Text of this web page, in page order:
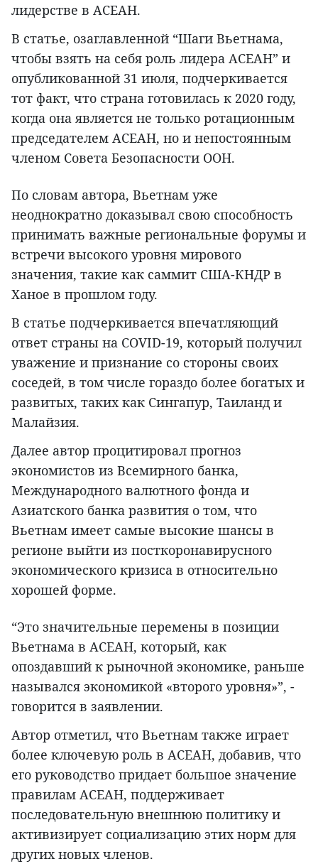
лидерстве в АСЕАН.
В статье, озаглавленной “Шаги Вьетнама,
чтобы взять на себя роль лидера АСЕАН” и
опубликованной 31 июля, подчеркивается
тот факт, что страна готовилась к 2020 году,
когда она является не только ротационным
председателем АСЕАН, но и непостоянным
членом Совета Безопасности ООН.
По словам автора, Вьетнам уже
неоднократно доказывал свою способность
принимать важные региональные форумы и
встречи высокого уровня мирового
значения, такие как саммит США-КНДР в
Ханое в прошлом году.
В статье подчеркивается впечатляющий
ответ страны на COVID-19, который получил
уважение и признание со стороны своих
соседей, в том числе гораздо более богатых и
развитых, таких как Сингапур, Таиланд и
Малайзия.
Далее автор процитировал прогноз
экономистов из Всемирного банка,
Международного валютного фонда и
Азиатского банка развития о том, что
Вьетнам имеет самые высокие шансы в
регионе выйти из посткоронавирусного
экономического кризиса в относительно
хорошей форме.
“Это значительные перемены в позиции
Вьетнама в АСЕАН, который, как
опоздавший к рыночной экономике, раньше
назывался экономикой «второго уровня»”, -
говорится в заявлении.
Автор отметил, что Вьетнам также играет
более ключевую роль в АСЕАН, добавив, что
его руководство придает большое значение
правилам АСЕАН, поддерживает
последовательную внешнюю политику и
активизирует социализацию этих норм для
других новых членов.